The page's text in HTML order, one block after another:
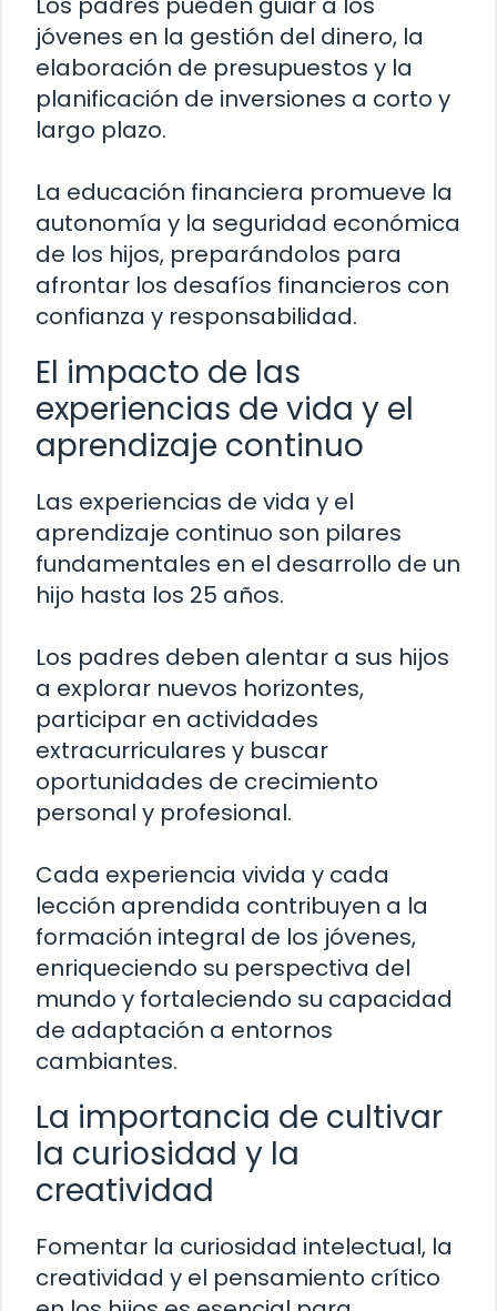
jóvenes en la gestión del dinero, la
elaboración de presupuestos y la
planificación de inversiones a corto y
largo plazo.
La educación financiera promueve la
autonomía y la seguridad económica
de los hijos, preparándolos para
afrontar los desafíos financieros con
confianza y responsabilidad.
El impacto de las
experiencias de vida y el
aprendizaje continuo
Las experiencias de vida y el
aprendizaje continuo son pilares
fundamentales en el desarrollo de un
hijo hasta los 25 años.
Los padres deben alentar a sus hijos
a explorar nuevos horizontes,
participar en actividades
extracurriculares y buscar
oportunidades de crecimiento
personal y profesional.
Cada experiencia vivida y cada
lección aprendida contribuyen a la
formación integral de los jóvenes,
enriqueciendo su perspectiva del
mundo y fortaleciendo su capacidad
de adaptación a entornos
cambiantes.
La importancia de cultivar
la curiosidad y la
creatividad
Fomentar la curiosidad intelectual, la
creatividad y el pensamiento crítico